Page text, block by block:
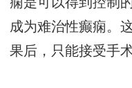
成为难治性癫痫。
果后，只能接受手